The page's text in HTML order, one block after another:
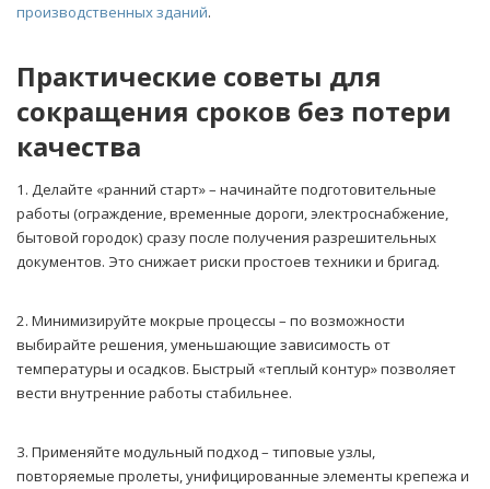
производственных зданий.
Практические советы для
сокращения сроков без потери
качества
1. Делайте «ранний старт» – начинайте подготовительные
работы (ограждение, временные дороги, электроснабжение,
бытовой городок) сразу после получения разрешительных
документов. Это снижает риски простоев техники и бригад.
2. Минимизируйте мокрые процессы – по возможности
выбирайте решения, уменьшающие зависимость от
температуры и осадков. Быстрый «теплый контур» позволяет
вести внутренние работы стабильнее.
3. Применяйте модульный подход – типовые узлы,
повторяемые пролеты, унифицированные элементы крепежа и